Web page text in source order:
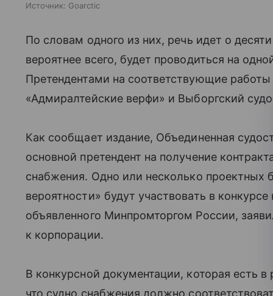
Источник: Goarctic
По словам одного из них, речь идет о
вероятнее всего, будет проводиться на
Претендентами на соответствующие работы
«Адмиралтейские верфи» и Выборгский
Как сообщает издание, Объединенная
основной претендент на получение
снабжения. Одно или несколько проектных
вероятности» будут участвовать в конкурсе
объявленного Минпромторгом России,
к корпорации.
В конкурсной документации, которая есть в
что судно снабжения должно